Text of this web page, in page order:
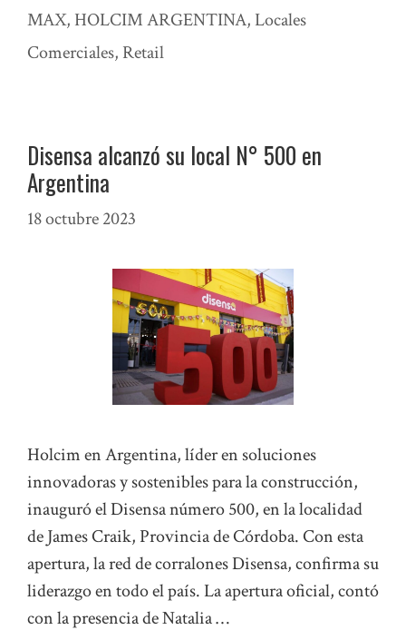
MAX, HOLCIM ARGENTINA,Locales
Comerciales, Retail
Disensa alcanzó su local N° 500 en
Argentina
18 octubre 2023
Holcim en Argentina, líder en soluciones
innovadoras y sostenibles para la construcción,
inauguró el Disensa número 500, en la localidad
de James Craik, Provincia de Córdoba. Con esta
apertura, la red de corralones Disensa, confirma su
liderazgo en todo el país. La apertura oficial, contó
con la presencia de Natalia …